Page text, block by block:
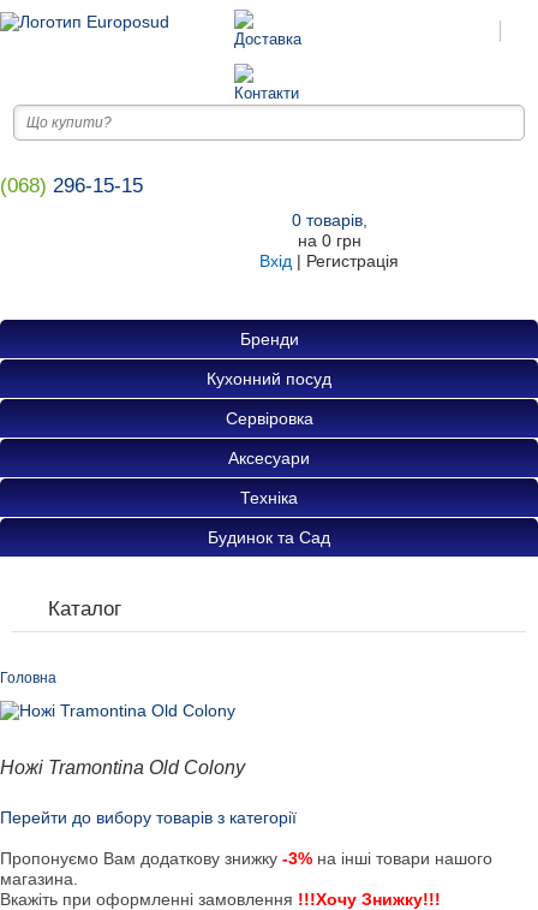
(068) 296-15-15
0товарів,
на 0 грн
Вхід | Регистрація
Бренди
Кухонний посуд
Сервіровка
Аксесуари
Техніка
Будинок та Сад
Каталог
Головна
Ножі Tramontina Old Colony
Перейти до вибору товарів з категорії
Пропонуємо Вам додаткову знижку -3% на інші товари нашого
магазина.
Вкажіть при оформленні замовлення !!!Хочу Знижку!!!